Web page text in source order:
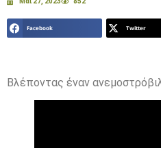
Facebook Twitter
Βλέποντας έναν